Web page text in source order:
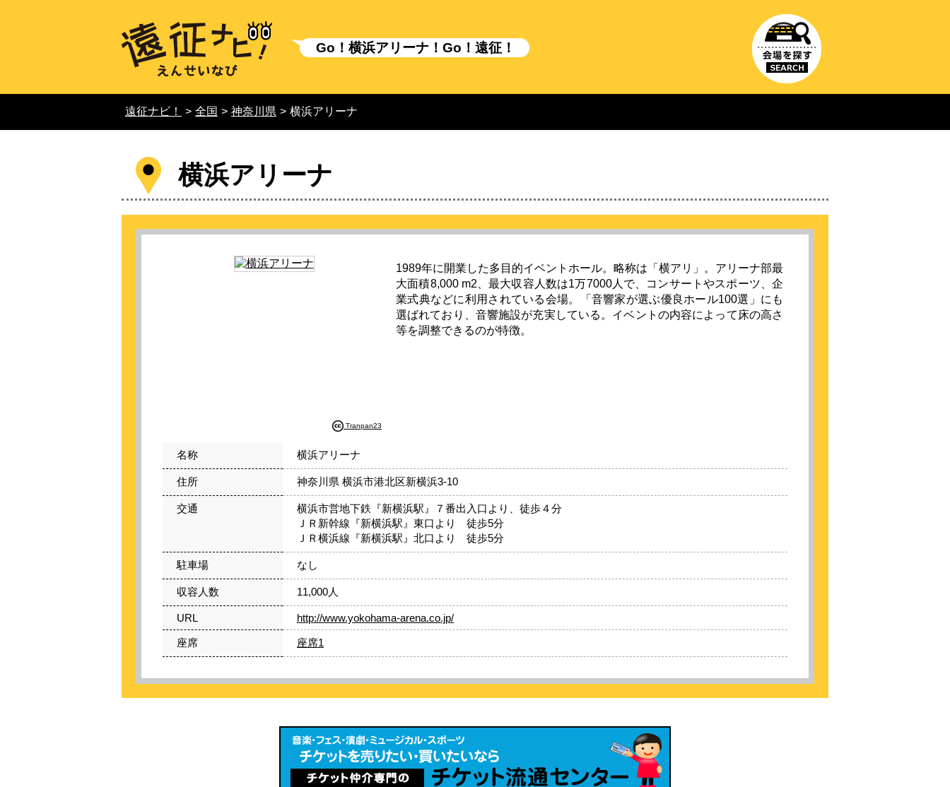
Go！横浜アリーナ！Go！遠征！
遠征ナビ！ > 全国 > 神奈川県 > 横浜アリーナ
横浜アリーナ
Tranpan23
1989年に開業した多目的イベントホール。略称は「横アリ」。アリーナ部最
大面積8,000 m2、最大収容人数は1万7000人で、コンサートやスポーツ、企
業式典などに利用されている会場。「音響家が選ぶ優良ホール100選」にも
選ばれており、音響施設が充実している。イベントの内容によって床の高さ
等を調整できるのが特徴。
名称 横浜アリーナ
住所 神奈川県 横浜市港北区新横浜3-10
交通
横浜市営地下鉄『新横浜駅』７番出入口より、徒歩４分
ＪＲ新幹線『新横浜駅』東口より 徒歩5分
ＪＲ横浜線『新横浜駅』北口より 徒歩5分
駐車場 なし
収容人数 11,000人
URL http://www.yokohama-arena.co.jp/
座席 座席1